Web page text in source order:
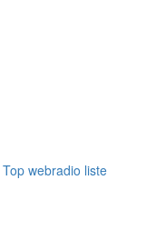
Top webradio liste